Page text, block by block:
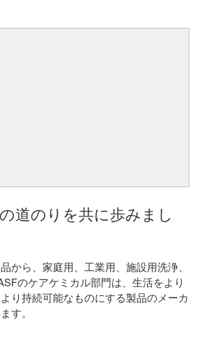
道のりを共に歩みまし
から、家庭用、工業用、施設用洗浄、
のケアケミカル部門は、生活をより
り持続可能なものにする製品のメーカ
す。